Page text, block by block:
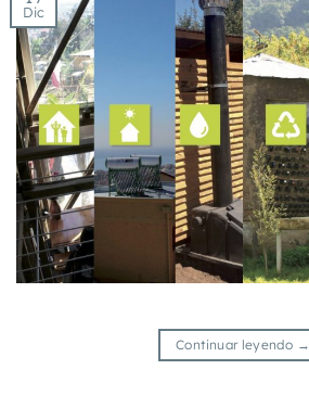
Dic
Continuar leyendo →